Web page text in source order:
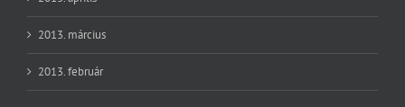
2013. március
2013. február